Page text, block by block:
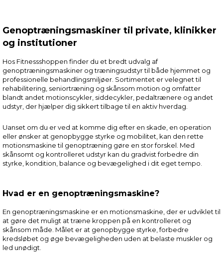
Genoptræningsmaskiner til private, klinikker
og institutioner
Hos Fitnessshoppen finder du et bredt udvalg af
genoptræningsmaskiner og træningsudstyr til både hjemmet og
professionelle behandlingsmiljøer. Sortimentet er velegnet til
rehabilitering, seniortræning og skånsom motion og omfatter
blandt andet motionscykler, siddecykler, pedaltrænere og andet
udstyr, der hjælper dig sikkert tilbage til en aktiv hverdag.
Uanset om du er ved at komme dig efter en skade, en operation
eller ønsker at genopbygge styrke og mobilitet, kan den rette
motionsmaskine til genoptræning gøre en stor forskel. Med
skånsomt og kontrolleret udstyr kan du gradvist forbedre din
styrke, kondition, balance og bevægelighed i dit eget tempo.
Hvad er en genoptræningsmaskine?
En genoptræningsmaskine er en motionsmaskine, der er udviklet til
at gøre det muligt at træne kroppen på en kontrolleret og
skånsom måde. Målet er at genopbygge styrke, forbedre
kredsløbet og øge bevægeligheden uden at belaste muskler og
led unødigt.